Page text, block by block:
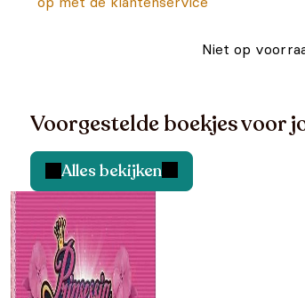
Niet op
Voorgestelde boekjes voor
Alles bekijken